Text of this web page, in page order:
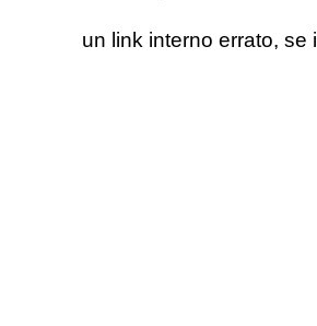
un link interno errato,